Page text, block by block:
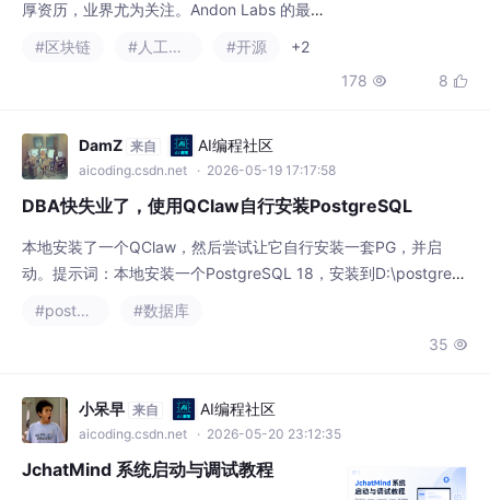
厚资历，业界尤为关注。Andon Labs 的最新
模拟实验显示，Anthropic 旗下的 Claude Op
场在线研讨，探讨如何可靠地交付智能体应
用、开发者对 AI 智能体的治理与准确性要
#区块链 #人工智能 #开源
+2
178  8 
DamZ 来自 AI编程社区
aicoding.csdn.net · 2026-05-19 17:17:58
DBA快失业了，使用QClaw自行安装PostgreSQL
本地安装了一个QClaw，然后尝试让它自行安装一套PG，并启
动。提示词：本地安装一个PostgreSQL 18，安装到D:\postgre
s，本完成本地初始化和启动。初始化用户为：quinn，密码为：**
***** ，初始数据库为：db1。
#postgresql
#数据库
35 
小呆早 来自 AI编程社区
aicoding.csdn.net · 2026-05-20 23:12:35
JchatMind 系统启动与调试教程